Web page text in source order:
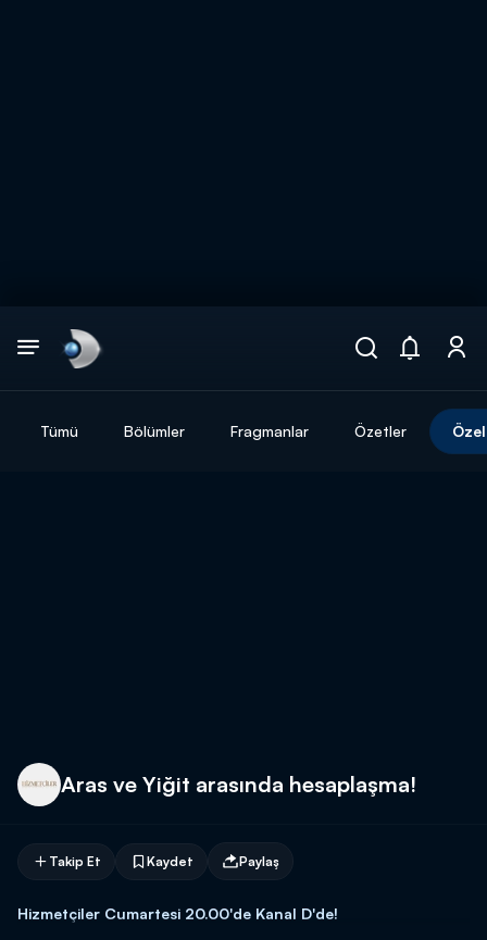
Tümü Bölümler Fragmanlar Özetler
Aras ve Yiğit arasında hesaplaşma!
Takip Et Kaydet Paylaş
Hizmetçiler Cumartesi 20.00'de Kanal D'de!